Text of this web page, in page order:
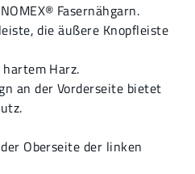
Fasernähgarn.
die äußere Knopfleiste
Harz.
an der Vorderseite bietet
Oberseite der linken